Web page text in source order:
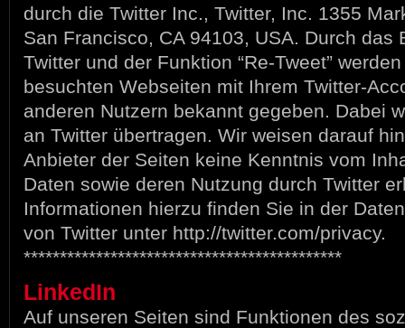
durch die Twitter Inc., Twitter, Inc. 1355
San Francisco, CA 94103, USA. Durch das
Twitter und der Funktion “Re-Tweet”
besuchten Webseiten mit Ihrem Twitter-
anderen Nutzern bekannt gegeben. Dabei
an Twitter übertragen. Wir weisen darauf
Anbieter der Seiten keine Kenntnis vom
Daten sowie deren Nutzung durch Twitter
Informationen hierzu finden Sie in der
von Twitter unter http://twitter.com/privacy.
********************************************
LinkedIn
Auf unseren Seiten sind Funktionen des